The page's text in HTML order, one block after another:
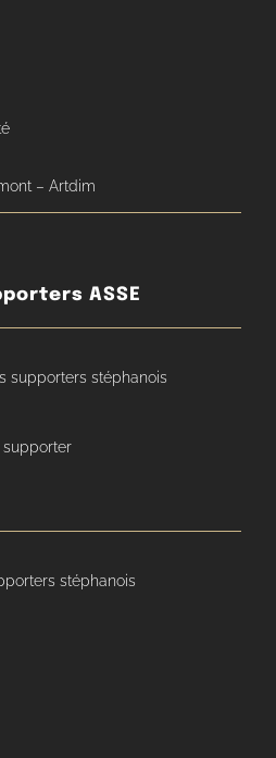
– Artdim
ASSE
supporters stéphanois
supporter
stéphanois